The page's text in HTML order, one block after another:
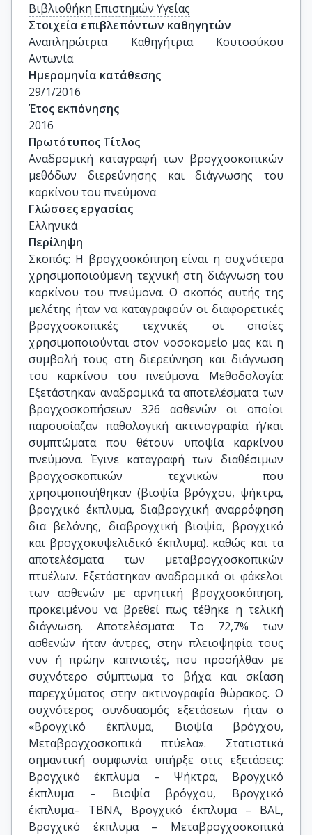
Βιβλιοθήκη Επιστημών Υγείας
Στοιχεία επιβλεπόντων καθηγητών
Αναπληρώτρια Καθηγήτρια Κουτσούκου
Αντωνία
Ημερομηνία κατάθεσης
29/1/2016
Έτος εκπόνησης
2016
Πρωτότυπος Τίτλος
Αναδρομική καταγραφή των βρογχοσκοπικών
μεθόδων διερεύνησης και διάγνωσης του
καρκίνου του πνεύμονα
Γλώσσες εργασίας
Ελληνικά
Περίληψη
Σκοπός: Η βρογχοσκόπηση είναι η συχνότερα
χρησιμοποιούμενη τεχνική στη διάγνωση του
καρκίνου του πνεύμονα. Ο σκοπός αυτής της
μελέτης ήταν να καταγραφούν οι διαφορετικές
βρογχοσκοπικές τεχνικές οι οποίες
χρησιμοποιούνται στον νοσοκομείο μας και η
συμβολή τους στη διερεύνηση και διάγνωση
του καρκίνου του πνεύμονα. Μεθοδολογία:
Εξετάστηκαν αναδρομικά τα αποτελέσματα των
βρογχοσκοπήσεων 326 ασθενών οι οποίοι
παρουσίαζαν παθολογική ακτινογραφία ή/και
συμπτώματα που θέτουν υποψία καρκίνου
πνεύμονα. Έγινε καταγραφή των διαθέσιμων
βρογχοσκοπικών τεχνικών που
χρησιμοποιήθηκαν (βιοψία βρόγχου, ψήκτρα,
βρογχικό έκπλυμα, διαβρογχική αναρρόφηση
δια βελόνης, διαβρογχική βιοψία, βρογχικό
και βρογχοκυψελιδικό έκπλυμα). καθώς και τα
αποτελέσματα των μεταβρογχοσκοπικών
πτυέλων. Εξετάστηκαν αναδρομικά οι φάκελοι
των ασθενών με αρνητική βρογχοσκόπηση,
προκειμένου να βρεθεί πως τέθηκε η τελική
διάγνωση. Αποτελέσματα: Το 72,7% των
ασθενών ήταν άντρες, στην πλειοψηφία τους
νυν ή πρώην καπνιστές, που προσήλθαν με
συχνότερο σύμπτωμα το βήχα και σκίαση
παρεγχύματος στην ακτινογραφία θώρακος. Ο
συχνότερος συνδυασμός εξετάσεων ήταν ο
«Βρογχικό έκπλυμα, Βιοψία βρόγχου,
Μεταβρογχοσκοπικά πτύελα». Στατιστικά
σημαντική συμφωνία υπήρξε στις εξετάσεις:
Βρογχικό έκπλυμα – Ψήκτρα, Βρογχικό
έκπλυμα – Βιοψία βρόγχου, Βρογχικό
έκπλυμα– ΤΒΝΑ, Βρογχικό έκπλυμα – ΒΑL,
Βρογχικό έκπλυμα – Μεταβρογχοσκοπικά